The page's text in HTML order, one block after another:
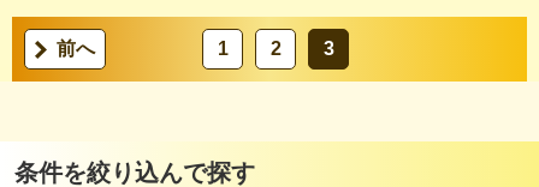
前へ 1 2 3
条件を絞り込んで探す